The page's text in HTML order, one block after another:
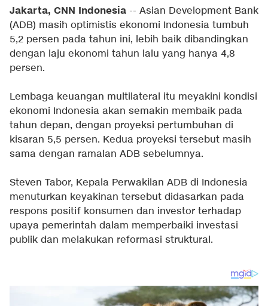
Jakarta, CNN Indonesia -- Asian Development Bank
(ADB) masih optimistis ekonomi Indonesia tumbuh
5,2 persen pada tahun ini, lebih baik dibandingkan
dengan laju ekonomi tahun lalu yang hanya 4,8
persen.
Lembaga keuangan multilateral itu meyakini kondisi
ekonomi Indonesia akan semakin membaik pada
tahun depan, dengan proyeksi pertumbuhan di
kisaran 5,5 persen. Kedua proyeksi tersebut masih
sama dengan ramalan ADB sebelumnya.
Steven Tabor, Kepala Perwakilan ADB di Indonesia
menuturkan keyakinan tersebut didasarkan pada
respons positif konsumen dan investor terhadap
upaya pemerintah dalam memperbaiki investasi
publik dan melakukan reformasi struktural.